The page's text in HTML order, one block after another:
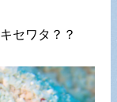
セワタ？？